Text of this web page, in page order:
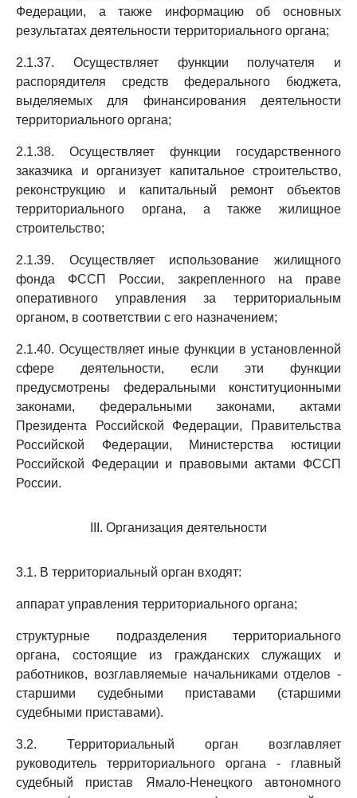
Федерации, а также информацию об основных
результатах деятельности территориального органа;
2.1.37. Осуществляет функции получателя и
распорядителя средств федерального бюджета,
выделяемых для финансирования деятельности
территориального органа;
2.1.38. Осуществляет функции государственного
заказчика и организует капитальное строительство,
реконструкцию и капитальный ремонт объектов
территориального органа, а также жилищное
строительство;
2.1.39. Осуществляет использование жилищного
фонда ФССП России, закрепленного на праве
оперативного управления за территориальным
органом, в соответствии с его назначением;
2.1.40. Осуществляет иные функции в установленной
сфере деятельности, если эти функции
предусмотрены федеральными конституционными
законами, федеральными законами, актами
Президента Российской Федерации, Правительства
Российской Федерации, Министерства юстиции
Российской Федерации и правовыми актами ФССП
России.
III. Организация деятельности
3.1. В территориальный орган входят:
аппарат управления территориального органа;
структурные подразделения территориального
органа, состоящие из гражданских служащих и
работников, возглавляемые начальниками отделов -
старшими судебными приставами (старшими
судебными приставами).
3.2. Территориальный орган возглавляет
руководитель территориального органа - главный
судебный пристав Ямало-Ненецкого автономного